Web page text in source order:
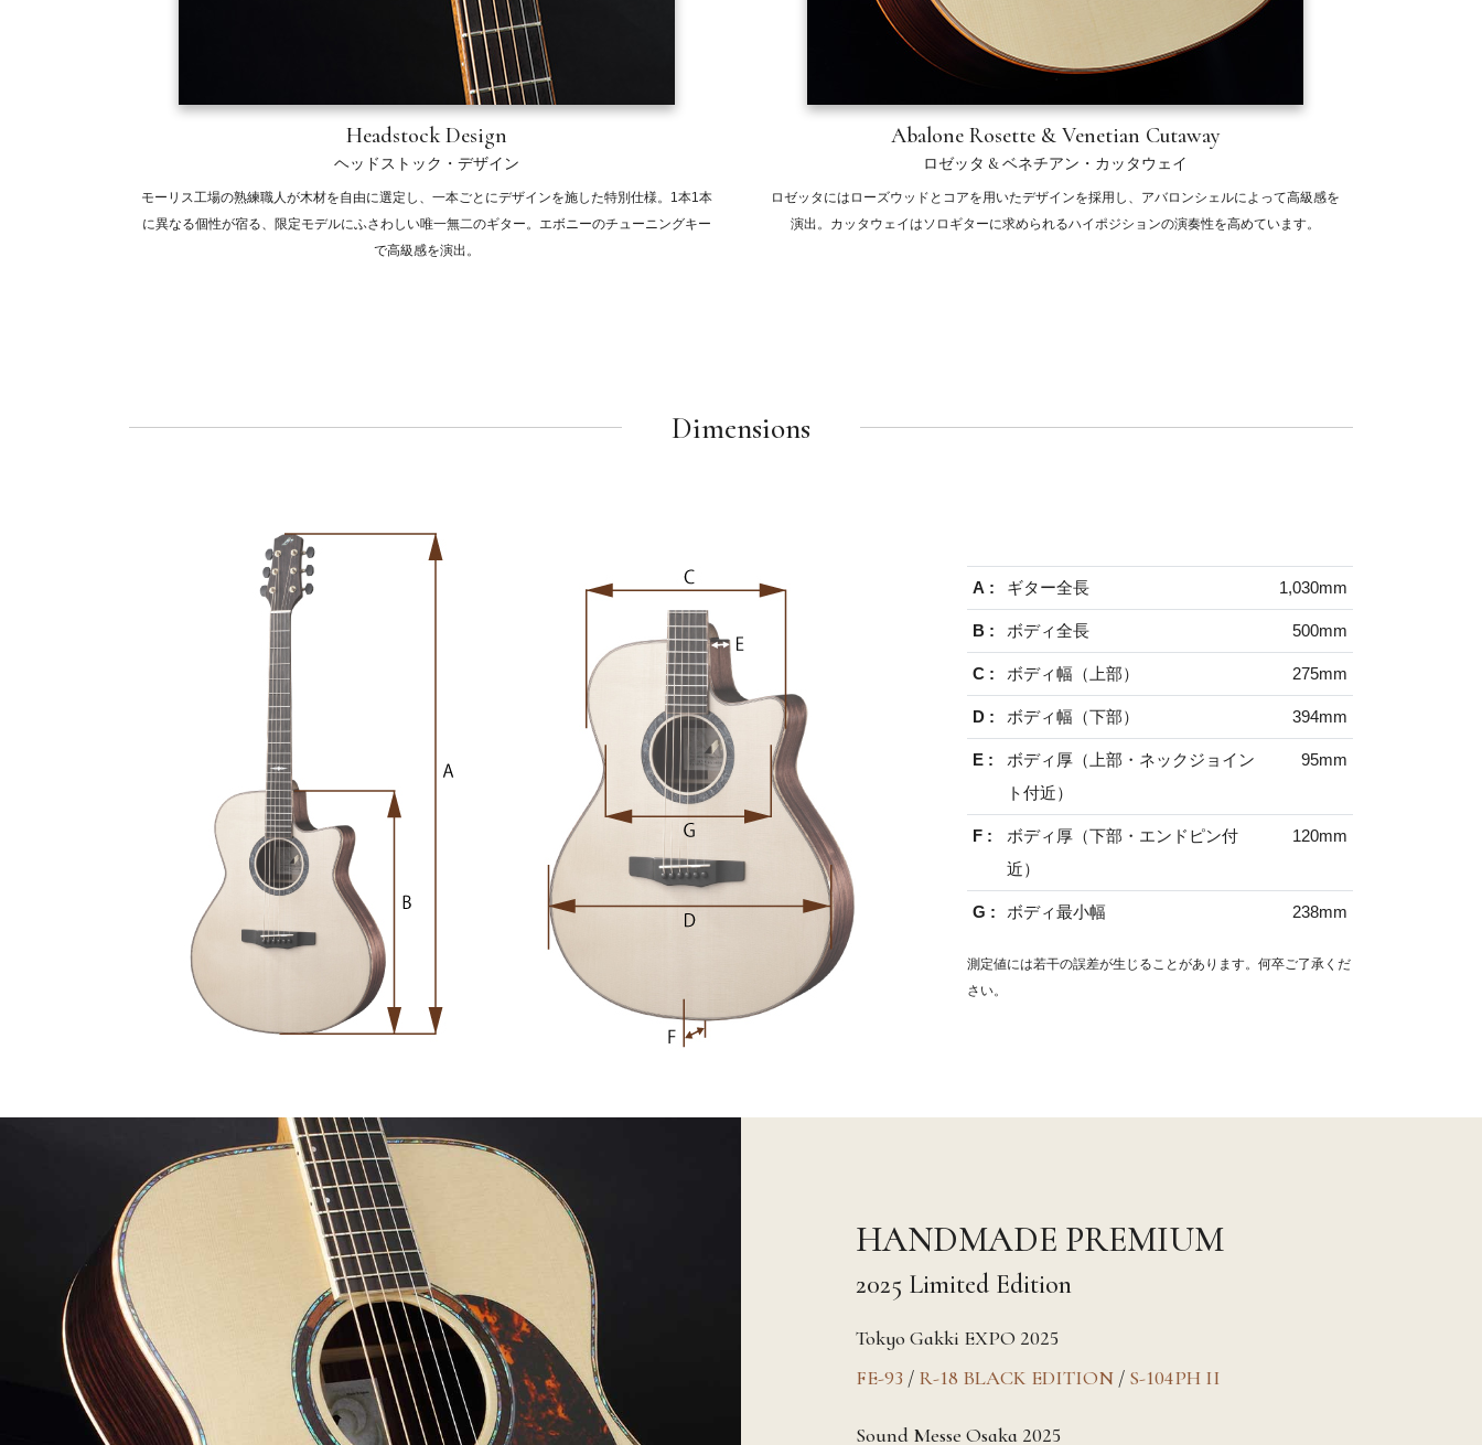
Headstock Design
ヘッドストック・デザイン
モーリス工場の熟練職人が木材を自由に選定し、一本ごとにデザインを施した特別仕様。1本1本
に異なる個性が宿る、限定モデルにふさわしい唯一無二のギター。エボニーのチューニングキー
で高級感を演出。
Abalone Rosette & Venetian Cutaway
ロゼッタ & ベネチアン・カッタウェイ
ロゼッタにはローズウッドとコアを用いたデザインを採用し、アバロンシェルによって高級感を
演出。カッタウェイはソロギターに求められるハイポジションの演奏性を高めています。
Dimensions
A : ギター全長 1,030mm
B : ボディ全長 500mm
C : ボディ幅（上部） 275mm
D : ボディ幅（下部） 394mm
E :
ボディ厚（上部・ネックジョイン
ト付近）
95mm
F :
ボディ厚（下部・エンドピン付
近）
120mm
G : ボディ最小幅 238mm
測定値には若干の誤差が生じることがあります。何卒ご了承くだ
さい。
HANDMADE PREMIUM
2025 Limited Edition
Tokyo Gakki EXPO 2025
FE-93 / R-18 BLACK EDITION / S-104PH II
Sound Messe Osaka 2025